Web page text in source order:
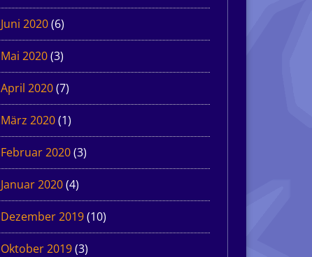
Juni 2020(6)
Mai 2020(3)
April 2020(7)
März 2020(1)
Februar 2020(3)
Januar 2020(4)
Dezember 2019(10)
Oktober 2019(3)